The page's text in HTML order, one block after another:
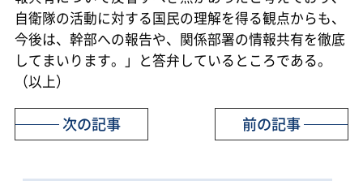
自衛隊の活動に対する国民の理解を得る観点からも、
今後は、幹部への報告や、関係部署の情報共有を徹底
してまいります。」と答弁しているところである。
（以上）
前の記事
次の記事